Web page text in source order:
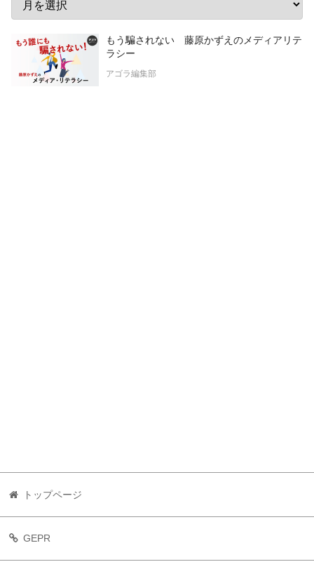
もう騙されない 藤原かずえのメディアリテ
ラシー
アゴラ編集部
トップページ
GEPR